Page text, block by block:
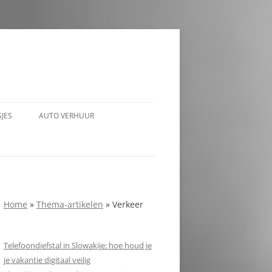
AUTO VERHUUR
Home » Thema-artikelen » Verkeer
Telefoondiefstal in Slowakije: hoe houd je
je vakantie digitaal veilig